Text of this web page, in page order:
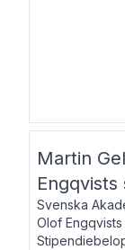
Martin
Svenska
Olof